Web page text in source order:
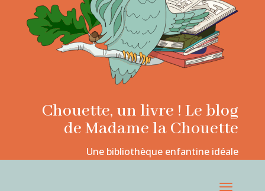
Chouette, un livre ! Le blog
de Madame la Chouette
Une bibliothèque enfantine idéale